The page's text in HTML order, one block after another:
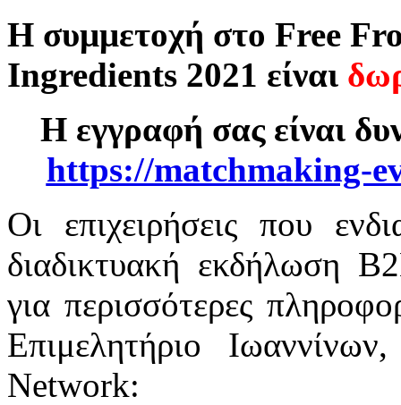
Η συμμετοχή στο Free
Ingredients 2021 είναι
Η εγγραφή σας είναι
https://matchmaking-
Οι επιχειρήσεις που
διαδικτυακή εκδήλωση
για περισσότερες
Επιμελητήριο
Network: